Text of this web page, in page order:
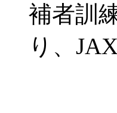
補者訓
り、